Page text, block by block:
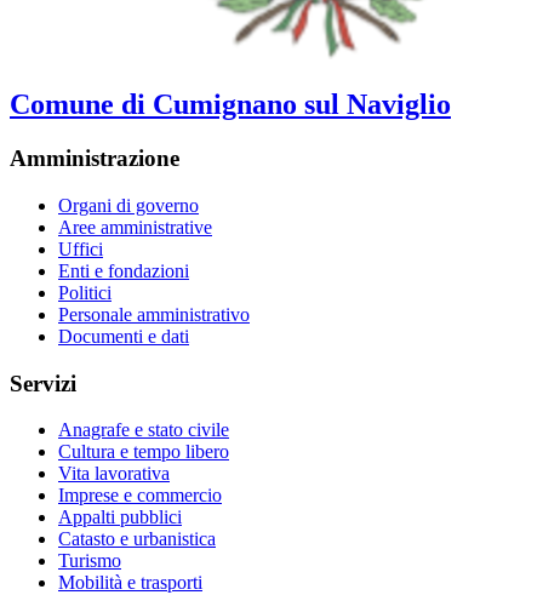
Comune di Cumignano sul Naviglio
Amministrazione
Organi di governo
Aree amministrative
Uffici
Enti e fondazioni
Politici
Personale amministrativo
Documenti e dati
Servizi
Anagrafe e stato civile
Cultura e tempo libero
Vita lavorativa
Imprese e commercio
Appalti pubblici
Catasto e urbanistica
Turismo
Mobilità e trasporti